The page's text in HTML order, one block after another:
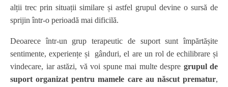
alții trec prin situații similare și astfel grupul devine o sursă de
sprijin într-o perioadă mai dificilă.
Deoarece într-un grup terapeutic de suport sunt împărtășite
sentimente, experiențe și gânduri, el are un rol de echilibrare și
vindecare, iar astăzi, vă voi spune mai multe despre grupul de
suport organizat pentru mamele care au născut prematur,